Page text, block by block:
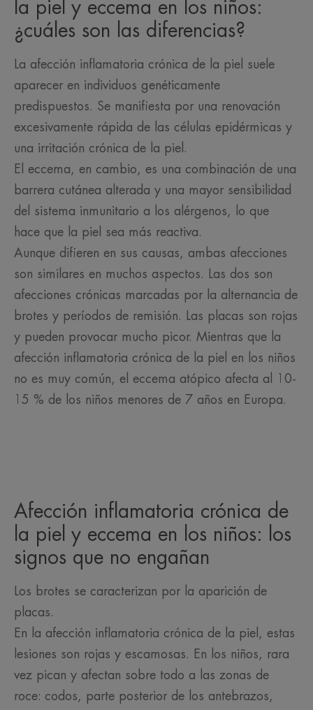
la piel y eccema en los niños:
¿cuáles son las diferencias?
La afección inflamatoria crónica de la piel suele
aparecer en individuos genéticamente
predispuestos. Se manifiesta por una renovación
excesivamente rápida de las células epidérmicas y
una irritación crónica de la piel.
El eccema, en cambio, es una combinación de una
barrera cutánea alterada y una mayor sensibilidad
del sistema inmunitario a los alérgenos, lo que
hace que la piel sea más reactiva.
Aunque difieren en sus causas, ambas afecciones
son similares en muchos aspectos. Las dos son
afecciones crónicas marcadas por la alternancia de
brotes y períodos de remisión. Las placas son rojas
y pueden provocar mucho picor. Mientras que la
afección inflamatoria crónica de la piel en los niños
no es muy común, el eccema atópico afecta al 10-
15 % de los niños menores de 7 años en Europa.
Afección inflamatoria crónica de
la piel y eccema en los niños: los
signos que no engañan
Los brotes se caracterizan por la aparición de
placas.
En la afección inflamatoria crónica de la piel, estas
lesiones son rojas y escamosas. En los niños, rara
vez pican y afectan sobre todo a las zonas de
roce: codos, parte posterior de los antebrazos,